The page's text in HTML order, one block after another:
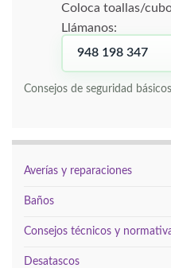
Coloca toallas/
Llámanos:
948 198 347
Consejos de seguridad
Averías y reparaciones
Baños
Consejos técnicos y
Desatascos